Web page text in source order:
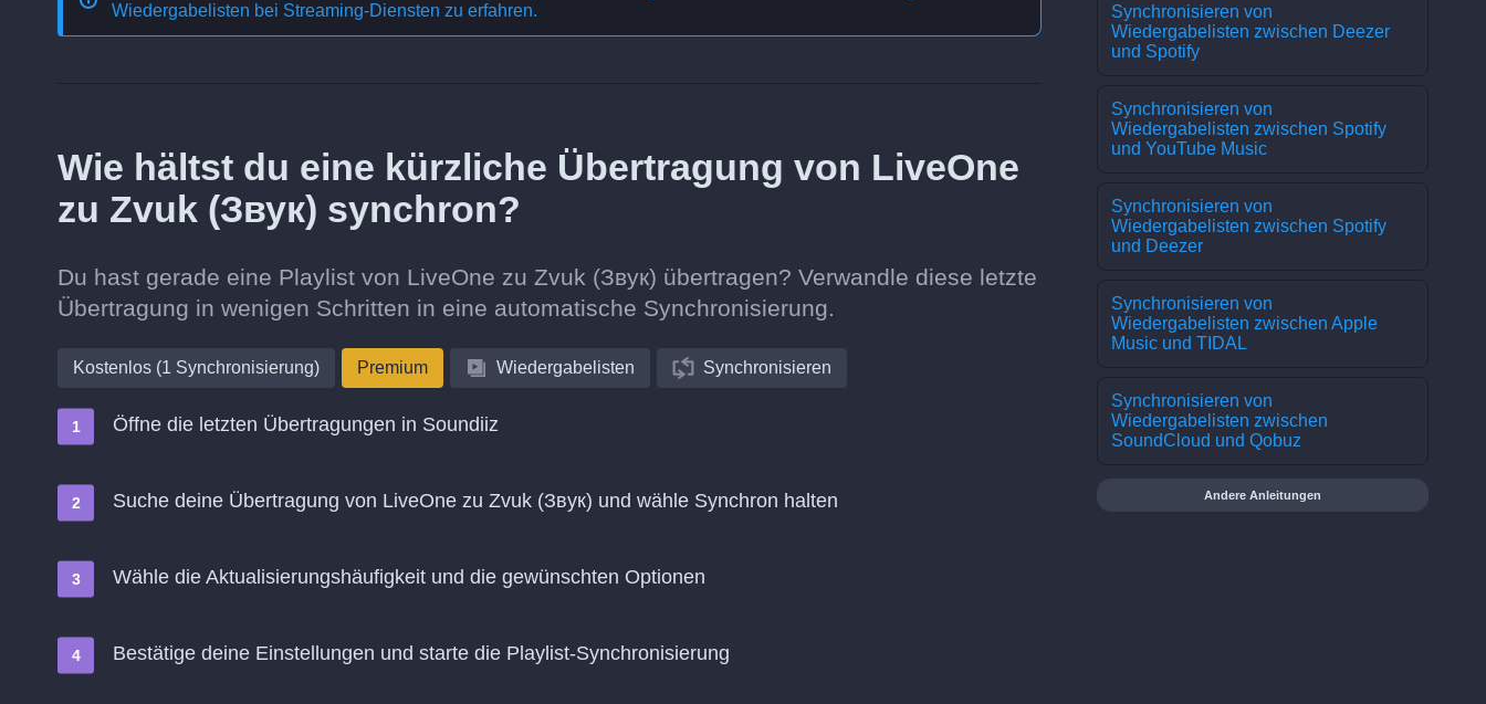
Wiedergabelisten bei Streaming-Diensten zu erfahren.
Wie hältst du eine kürzliche Übertragung von LiveOne
zu Zvuk (Звук) synchron?
Du hast gerade eine Playlist von LiveOne zu Zvuk (Звук) übertragen? Verwandle diese letzte
Übertragung in wenigen Schritten in eine automatische Synchronisierung.
Kostenlos (1 Synchronisierung) Premium Wiedergabelisten Synchronisieren
Öffne die letzten Übertragungen in Soundiiz
Suche deine Übertragung von LiveOne zu Zvuk (Звук) und wähle Synchron halten
Wähle die Aktualisierungshäufigkeit und die gewünschten Optionen
Bestätige deine Einstellungen und starte die Playlist-Synchronisierung
Synchronisieren von
Wiedergabelisten zwischen Deezer
und Spotify
Synchronisieren von
Wiedergabelisten zwischen Spotify
und YouTube Music
Synchronisieren von
Wiedergabelisten zwischen Spotify
und Deezer
Synchronisieren von
Wiedergabelisten zwischen Apple
Music und TIDAL
Synchronisieren von
Wiedergabelisten zwischen
SoundCloud und Qobuz
Andere Anleitungen